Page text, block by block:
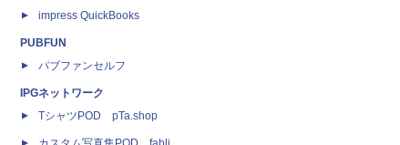
impress QuickBooks
PUBFUN
パブファンセルフ
IPGネットワーク
TシャツPOD pTa.shop